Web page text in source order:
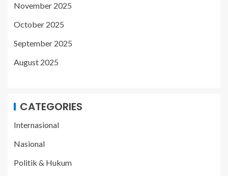
November 2025
October 2025
September 2025
August 2025
CATEGORIES
Internasional
Nasional
Politik & Hukum